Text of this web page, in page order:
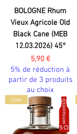
BOLOGNE Rhum
Vieux Agricole Old
Black Cane (MEB
12.03.2026) 45°
Prix
5,90 €
5% de réduction à
partir de 3 produits
au choix
Laos